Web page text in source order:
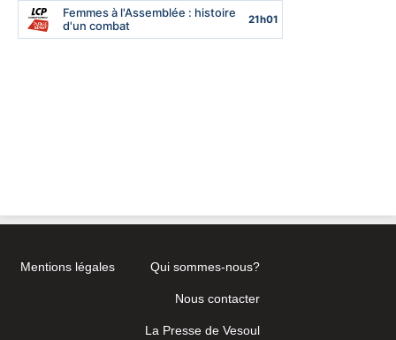
Mentions légales Qui sommes-nous?
Nous contacter
La Presse de Vesoul